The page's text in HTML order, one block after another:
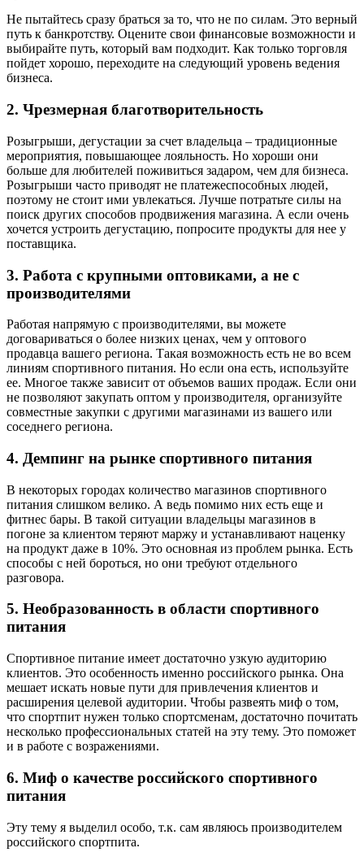
Не пытайтесь сразу браться за то, что не по силам. Это верный
путь к банкротству. Оцените свои финансовые возможности и
выбирайте путь, который вам подходит. Как только торговля
пойдет хорошо, переходите на следующий уровень ведения
бизнеса.
2. Чрезмерная благотворительность
Розыгрыши, дегустации за счет владельца – традиционные
мероприятия, повышающее лояльность. Но хороши они
больше для любителей поживиться задаром, чем для бизнеса.
Розыгрыши часто приводят не платежеспособных людей,
поэтому не стоит ими увлекаться. Лучше потратьте силы на
поиск других способов продвижения магазина. А если очень
хочется устроить дегустацию, попросите продукты для нее у
поставщика.
3. Работа с крупными оптовиками, а не с
производителями
Работая напрямую с производителями, вы можете
договариваться о более низких ценах, чем у оптового
продавца вашего региона. Такая возможность есть не во всем
линиям спортивного питания. Но если она есть, используйте
ее. Многое также зависит от объемов ваших продаж. Если они
не позволяют закупать оптом у производителя, организуйте
совместные закупки с другими магазинами из вашего или
соседнего региона.
4. Демпинг на рынке спортивного питания
В некоторых городах количество магазинов спортивного
питания слишком велико. А ведь помимо них есть еще и
фитнес бары. В такой ситуации владельцы магазинов в
погоне за клиентом теряют маржу и устанавливают наценку
на продукт даже в 10%. Это основная из проблем рынка. Есть
способы с ней бороться, но они требуют отдельного
разговора.
5. Необразованность в области спортивного
питания
Спортивное питание имеет достаточно узкую аудиторию
клиентов. Это особенность именно российского рынка. Она
мешает искать новые пути для привлечения клиентов и
расширения целевой аудитории. Чтобы развеять миф о том,
что спортпит нужен только спортсменам, достаточно почитать
несколько профессиональных статей на эту тему. Это поможет
и в работе с возражениями.
6. Миф о качестве российского спортивного
питания
Эту тему я выделил особо, т.к. сам являюсь производителем
российского спортпита.